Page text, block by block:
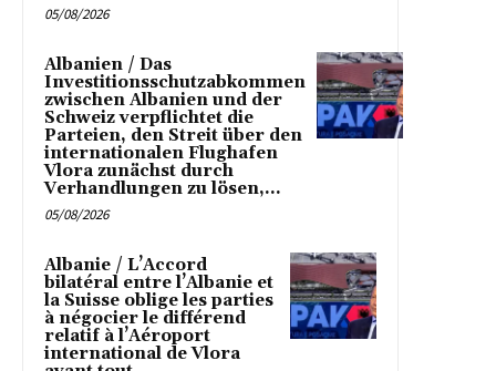
05/08/2026
Albanien / Das
Investitionsschutzabkommen
zwischen Albanien und der
Schweiz verpflichtet die
Parteien, den Streit über den
internationalen Flughafen
Vlora zunächst durch
Verhandlungen zu lösen,...
05/08/2026
Albanie / L’Accord
bilatéral entre l’Albanie et
la Suisse oblige les parties
à négocier le différend
relatif à l’Aéroport
international de Vlora